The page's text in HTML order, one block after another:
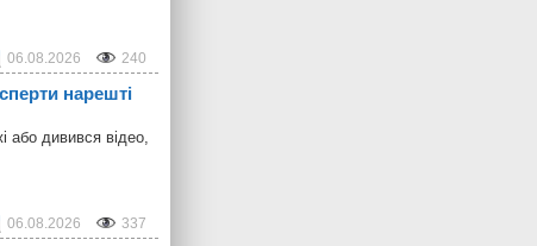
06.08.2026 240
нарешті
або дивився відео,
06.08.2026 337